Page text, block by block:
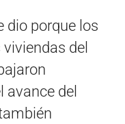
dio porque los
del
avance del